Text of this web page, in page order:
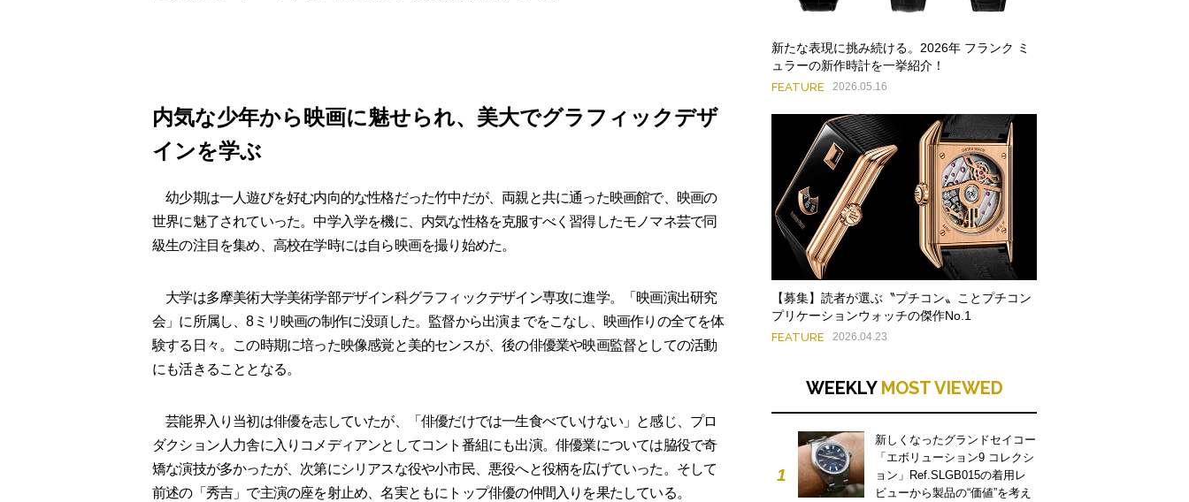
内気な少年から映画に魅せられ、美大でグラフィックデザ
インを学ぶ
幼少期は一人遊びを好む内向的な性格だった竹中だが、両親と共に通った映画館で、映画の
世界に魅了されていった。中学入学を機に、内気な性格を克服すべく習得したモノマネ芸で同
級生の注目を集め、高校在学時には自ら映画を撮り始めた。
大学は多摩美術大学美術学部デザイン科グラフィックデザイン専攻に進学。「映画演出研究
会」に所属し、8ミリ映画の制作に没頭した。監督から出演までをこなし、映画作りの全てを体
験する日々。この時期に培った映像感覚と美的センスが、後の俳優業や映画監督としての活動
にも活きることとなる。
芸能界入り当初は俳優を志していたが、「俳優だけでは一生食べていけない」と感じ、プロ
ダクション人力舎に入りコメディアンとしてコント番組にも出演。俳優業については脇役で奇
矯な演技が多かったが、次第にシリアスな役や小市民、悪役へと役柄を広げていった。そして
前述の「秀吉」で主演の座を射止め、名実ともにトップ俳優の仲間入りを果たしている。
新たな表現に挑み続ける。2026年 フランク ミ
ュラーの新作時計を一挙紹介！
FEATURE 2026.05.16
【募集】読者が選ぶ〝プチコン〟ことプチコン
プリケーションウォッチの傑作No.1
FEATURE 2026.04.23
WEEKLY MOST VIEWED
1
新しくなったグランドセイコー
「エボリューション9 コレクシ
ョン」Ref.SLGB015の着用レ
ビューから製品の“価値”を考え